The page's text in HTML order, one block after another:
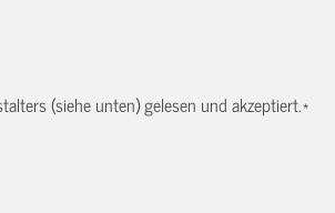
(siehe unten) gelesen und akzeptiert.*